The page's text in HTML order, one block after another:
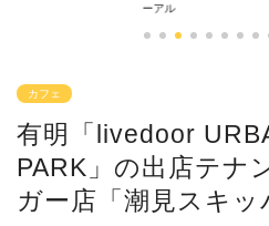
ーアル
カフェ
有明「livedoor
PARK」の出店テ
ガー店「潮見スキッ